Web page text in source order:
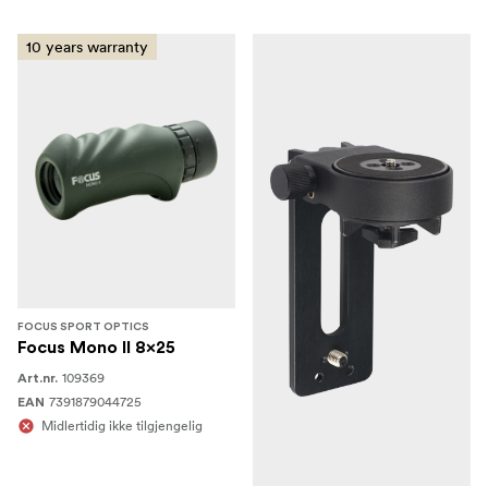
title="Celestron">Celestron</a> og <a
href="https://www.focusnordic.no/varemerker/
10 years warranty
FOCUS SPORT OPTICS
Focus Mono II 8x25
Art.nr. 109369
EAN 7391879044725
Midlertidig ikke tilgjengelig